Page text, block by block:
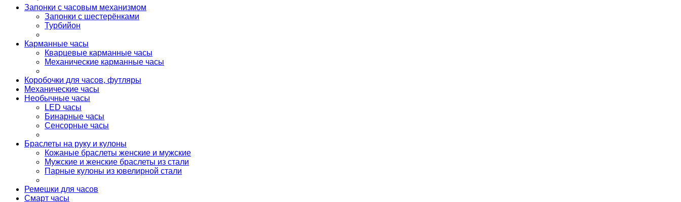
Запонки с часовым механизмом
Запонки с шестерёнками
Турбийон
Карманные часы
Кварцевые карманные часы
Механические карманные часы
Коробочки для часов, футляры
Механические часы
Необычные часы
LED часы
Бинарные часы
Сенсорные часы
Браслеты на руку и кулоны
Кожаные браслеты женские и мужские
Мужские и женские браслеты из стали
Парные кулоны из ювелирной стали
Ремешки для часов
Смарт часы